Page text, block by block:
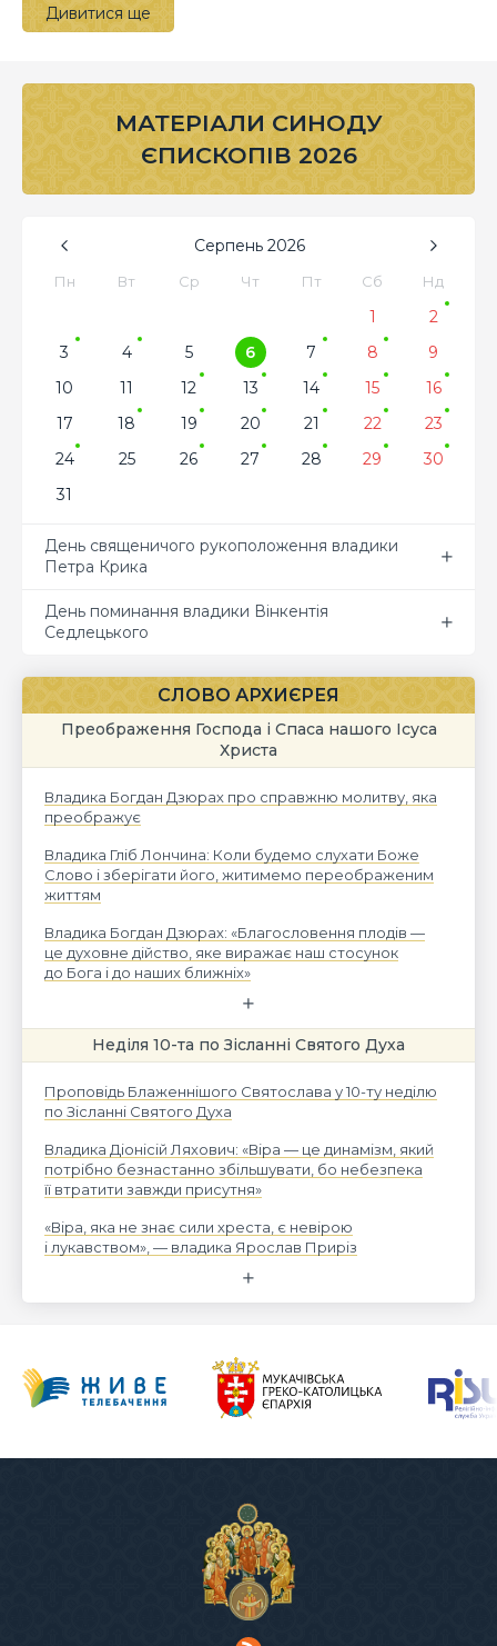
Дивитися ще
МАТЕРІАЛИ СИНОДУ
ЄПИСКОПІВ 2026
Серпень 2026
Пн Вт Ср Чт Пт Сб Нд
1
2
3
4 5 6 7 8
9
10
11 12 13 14 15
16
17
18 19 20 21 22
23
24
25 26 27 28 29
30
31
День священичого рукоположення владики
Петра Крика
День поминання владики Вінкентія
Седлецького
СЛОВО АРХИЄРЕЯ
Преображення Господа і Спаса нашого Ісуса
Христа
Владика Богдан Дзюрах про справжню молитву, яка
преображує
Владика Гліб Лончина: Коли будемо слухати Боже
Слово і зберігати його, житимемо переображеним
життям
Владика Богдан Дзюрах: «Благословення плодів —
це духовне дійство, яке виражає наш стосунок
до Бога і до наших ближніх»
Неділя 10-та по Зісланні Святого Духа
Проповідь Блаженнішого Святослава у 10-ту неділю
по Зісланні Святого Духа
Владика Діонісій Ляхович: «Віра — це динамізм, який
потрібно безнастанно збільшувати, бо небезпека
її втратити завжди присутня»
«Віра, яка не знає сили хреста, є невірою
і лукавством», — владика Ярослав Приріз